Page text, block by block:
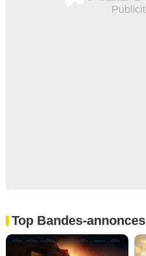
Top Bandes-annonces